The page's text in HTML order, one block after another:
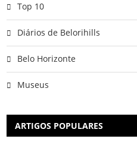
Top 10
Diários de Belorihills
Belo Horizonte
Museus
ARTIGOS POPULARES